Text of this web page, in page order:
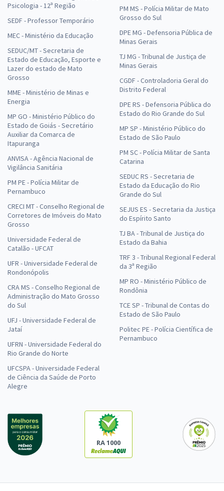
Psicologia - 12ª Região
SEDF - Professor Temporário
MEC - Ministério da Educação
SEDUC/MT - Secretaria de
Estado de Educação, Esporte e
Lazer do estado de Mato
Grosso
MME - Ministério de Minas e
Energia
MP GO - Ministério Público do
Estado de Goiás - Secretário
Auxiliar da Comarca de
Itapuranga
ANVISA - Agência Nacional de
Vigilância Sanitária
PM PE - Polícia Militar de
Pernambuco
CRECI MT - Conselho Regional de
Corretores de Imóveis do Mato
Grosso
Universidade Federal de
Catalão - UFCAT
UFR - Universidade Federal de
Rondonópolis
CRA MS - Conselho Regional de
Administração do Mato Grosso
do Sul
UFJ - Universidade Federal de
Jataí
UFRN - Universidade Federal do
Rio Grande do Norte
UFCSPA - Universidade Federal
de Ciência da Saúde de Porto
Alegre
PM MS - Polícia Militar de Mato
Grosso do Sul
DPE MG - Defensoria Pública de
Minas Gerais
TJ MG - Tribunal de Justiça de
Minas Gerais
CGDF - Controladoria Geral do
Distrito Federal
DPE RS - Defensoria Pública do
Estado do Rio Grande do Sul
MP SP - Ministério Público do
Estado de São Paulo
PM SC - Polícia Militar de Santa
Catarina
SEDUC RS - Secretaria de
Estado da Educação do Rio
Grande do Sul
SEJUS ES - Secretaria da Justiça
do Espírito Santo
TJ BA - Tribunal de Justiça do
Estado da Bahia
TRF 3 - Tribunal Regional Federal
da 3ª Região
MP RO - Ministério Público de
Rondônia
TCE SP - Tribunal de Contas do
Estado de São Paulo
Politec PE - Polícia Científica de
Pernambuco
RA 1000